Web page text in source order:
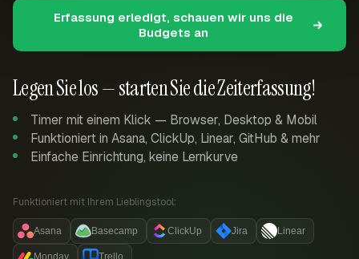
Legen Sie los — starten Sie die Zeiterfassung!
Timer mit einem Klick — Browser, Desktop & Mobil
Funktioniert in Asana, ClickUp, Linear, GitHub & mehr
Einfache Einrichtung, keine Lernkurve
Funktioniert mit Ihrem Lieblingstool:
Asana Basecamp ClickUp Jira Linear
Monday Trello
Erfassung erledigt, schauen wir uns die
Budgets an